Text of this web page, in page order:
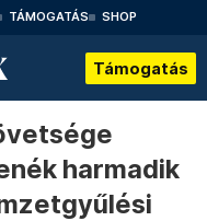
TÁMOGATÁS SHOP
Támogatás
harmadik